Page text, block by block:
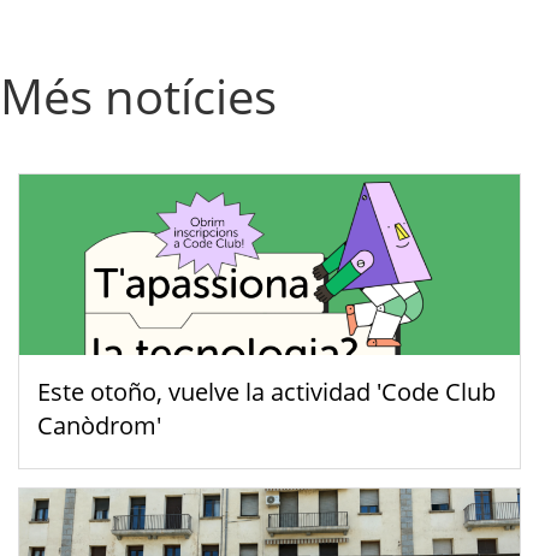
Més notícies
Este otoño, vuelve la actividad 'Code Club
Canòdrom'